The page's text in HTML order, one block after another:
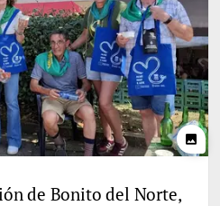
photo
de Bonito del Norte,